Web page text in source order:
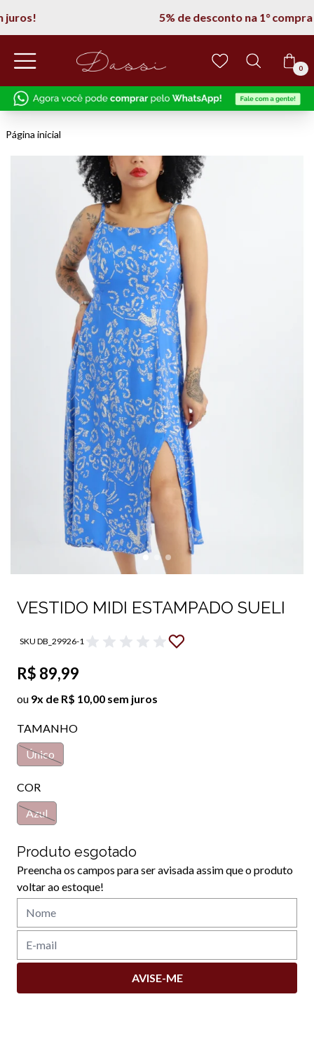
5% de desconto na 1° compra
0
Página inicial
VESTIDO MIDI ESTAMPADO SUELI
SKU DB_29926-1
R$ 89,99
ou 9x de R$ 10,00 sem juros
TAMANHO
Único
COR
Azul
Produto esgotado
Preencha os campos para ser avisada assim que o produto
voltar ao estoque!
AVISE-ME